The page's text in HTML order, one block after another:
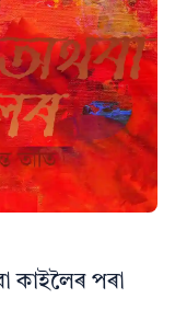
কাইলৈৰ পৰা